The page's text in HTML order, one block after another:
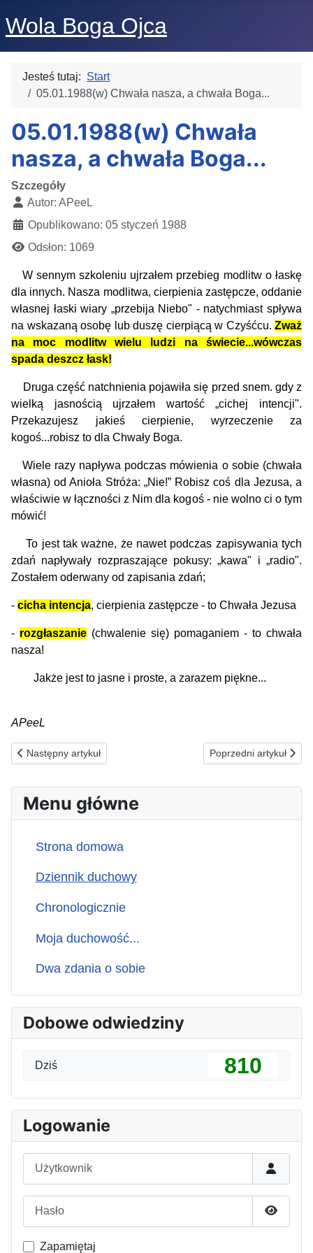
Wola Boga Ojca
Jesteś tutaj: Start
05.01.1988(w) Chwała nasza, a chwała Boga...
05.01.1988(w) Chwała
nasza, a chwała Boga...
Szczegóły
Autor: APeeL
Opublikowano: 05 styczeń 1988
Odsłon: 1069
W sennym szkoleniu ujrzałem przebieg modlitw o łaskę
dla innych. Nasza modlitwa, cierpienia zastępcze, oddanie
własnej łaski wiary „przebija Niebo" - natychmiast spływa
na wskazaną osobę lub duszę cierpiącą w Czyśćcu. Zważ
na moc modlitw wielu ludzi na świecie...wówczas
spada deszcz łask!
Druga część natchnienia pojawiła się przed snem. gdy z
wielką jasnością ujrzałem wartość „cichej intencji".
Przekazujesz jakieś cierpienie, wyrzeczenie za
kogoś...robisz to dla Chwały Boga.
Wiele razy napływa podczas mówienia o sobie (chwała
własna) od Anioła Stróża: „Nie!” Robisz coś dla Jezusa, a
właściwie w łączności z Nim dla kogoś - nie wolno ci o tym
mówić!
To jest tak ważne, że nawet podczas zapisywania tych
zdań napływały rozpraszające pokusy: „kawa" i „radio".
Zostałem oderwany od zapisania zdań;
- cicha intencja, cierpienia zastępcze - to Chwała Jezusa
- rozgłaszanie (chwalenie się) pomaganiem - to chwała
nasza!
Jakże jest to jasne i proste, a zarazem piękne...
APeeL
Poprzednia strona: 06.01.1988(w) Dwudzielność ciała i duszy...
Następny artykuł Następna strona:
Poprzedni artykuł
Menu główne
Strona domowa
Dziennik duchowy
Chronologicznie
Moja duchowość...
Dwa zdania o sobie
Dobowe odwiedziny
Dziś 810
Logowanie
Pokaż
Zapamiętaj